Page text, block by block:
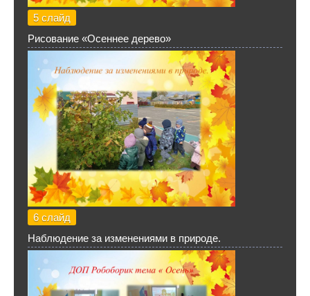
5 слайд
Рисование «Осеннее дерево»
6 слайд
Наблюдение за изменениями в природе.